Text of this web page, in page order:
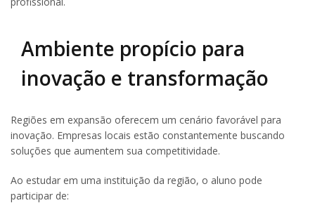
Ambiente propício para
inovação e transformação
Regiões em expansão oferecem um cenário favorável para
inovação. Empresas locais estão constantemente buscando
soluções que aumentem sua competitividade.
Ao estudar em uma instituição da região, o aluno pode
participar de: